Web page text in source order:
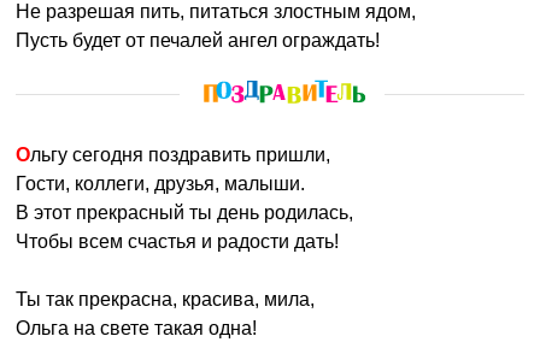
Не разрешая пить, питаться злостным ядом,
Пусть будет от печалей ангел ограждать!
Ольгу сегодня поздравить пришли,
Гости, коллеги, друзья, малыши.
В этот прекрасный ты день родилась,
Чтобы всем счастья и радости дать!
Ты так прекрасна, красива, мила,
Ольга на свете такая одна!